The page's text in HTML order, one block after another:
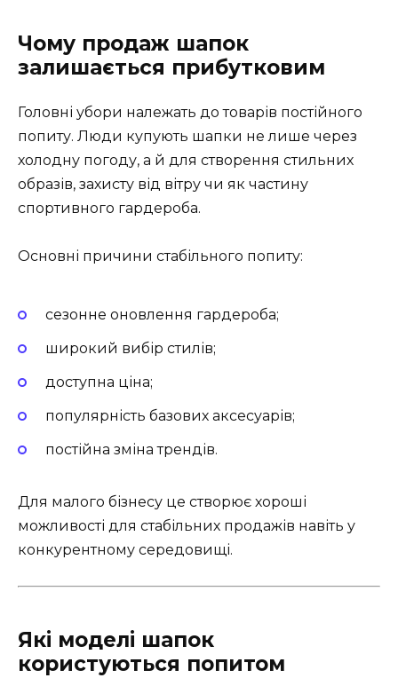
Чому продаж шапок
залишається прибутковим
Головні убори належать до товарів постійного
попиту. Люди купують шапки не лише через
холодну погоду, а й для створення стильних
образів, захисту від вітру чи як частину
спортивного гардероба.
Основні причини стабільного попиту:
сезонне оновлення гардероба;
широкий вибір стилів;
доступна ціна;
популярність базових аксесуарів;
постійна зміна трендів.
Для малого бізнесу це створює хороші
можливості для стабільних продажів навіть у
конкурентному середовищі.
Які моделі шапок
користуються попитом